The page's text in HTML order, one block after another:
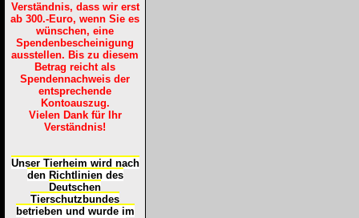
Verständnis, dass wir erst
ab 300.-Euro, wenn Sie es
wünschen, eine
Spendenbescheinigung
ausstellen. Bis zu diesem
Betrag reicht als
Spendennachweis der
entsprechende
Kontoauszug.
Vielen Dank für Ihr
Verständnis!
Unser Tierheim wird nach
den Richtlinien des
Deutschen
Tierschutzbundes
betrieben und wurde im